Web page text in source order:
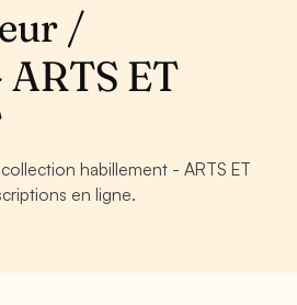
/
ET
habillement - ARTS ET
en ligne.